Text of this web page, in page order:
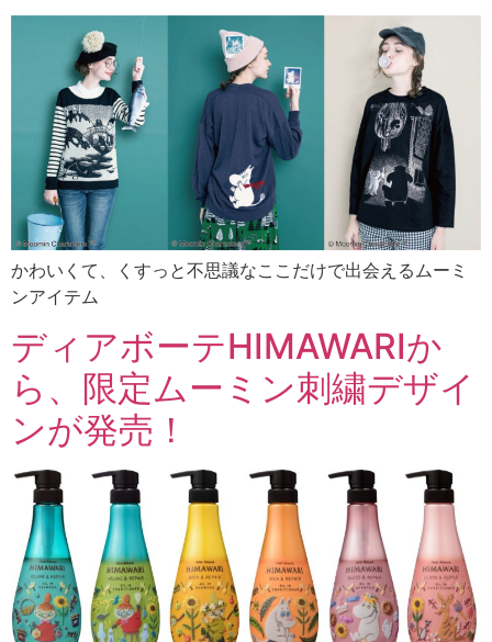
かわいくて、くすっと不思議なここだけで出会えるムーミ
ンアイテム
ディアボーテHIMAWARIか
ら、限定ムーミン刺繍デザイ
ンが発売！